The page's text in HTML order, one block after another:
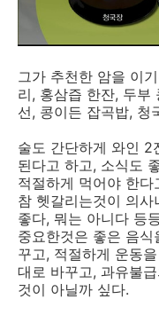
그가 추천한 암을 이
리, 홍삼즙 한잔, 두부
선, 콩이든 잡곡밥, 청
술도 간단하게 와인 2
된다고 하고, 소식도
적절하게 먹어야 한다
참 헷갈리는것이 의
좋다, 뭐는 아니다 등
중요한것은 좋은 음
꾸고, 적절하게 운동
대로 바꾸고, 과유불
것이 아닐까 싶다.